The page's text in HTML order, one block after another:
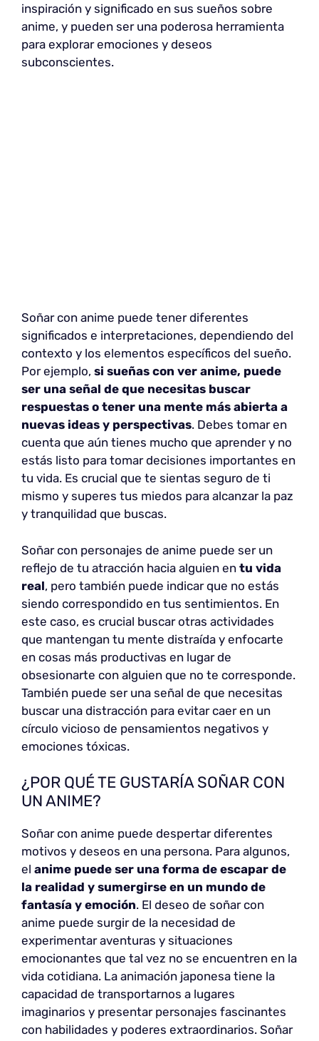
inspiración y significado en sus sueños sobre
anime, y pueden ser una poderosa herramienta
para explorar emociones y deseos
subconscientes.
Soñar con anime puede tener diferentes
significados e interpretaciones, dependiendo del
contexto y los elementos específicos del sueño.
Por ejemplo, si sueñas con ver anime, puede
ser una señal de que necesitas buscar
respuestas o tener una mente más abierta a
nuevas ideas y perspectivas. Debes tomar en
cuenta que aún tienes mucho que aprender y no
estás listo para tomar decisiones importantes en
tu vida. Es crucial que te sientas seguro de ti
mismo y superes tus miedos para alcanzar la paz
y tranquilidad que buscas.
Soñar con personajes de anime puede ser un
reflejo de tu atracción hacia alguien en tu vida
real, pero también puede indicar que no estás
siendo correspondido en tus sentimientos. En
este caso, es crucial buscar otras actividades
que mantengan tu mente distraída y enfocarte
en cosas más productivas en lugar de
obsesionarte con alguien que no te corresponde.
También puede ser una señal de que necesitas
buscar una distracción para evitar caer en un
círculo vicioso de pensamientos negativos y
emociones tóxicas.
¿POR QUÉ TE GUSTARÍA SOÑAR CON
UN ANIME?
Soñar con anime puede despertar diferentes
motivos y deseos en una persona. Para algunos,
el anime puede ser una forma de escapar de
la realidad y sumergirse en un mundo de
fantasía y emoción. El deseo de soñar con
anime puede surgir de la necesidad de
experimentar aventuras y situaciones
emocionantes que tal vez no se encuentren en la
vida cotidiana. La animación japonesa tiene la
capacidad de transportarnos a lugares
imaginarios y presentar personajes fascinantes
con habilidades y poderes extraordinarios. Soñar